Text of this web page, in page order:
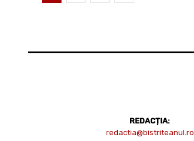
REDACȚIA:
redactia@bistriteanul.ro